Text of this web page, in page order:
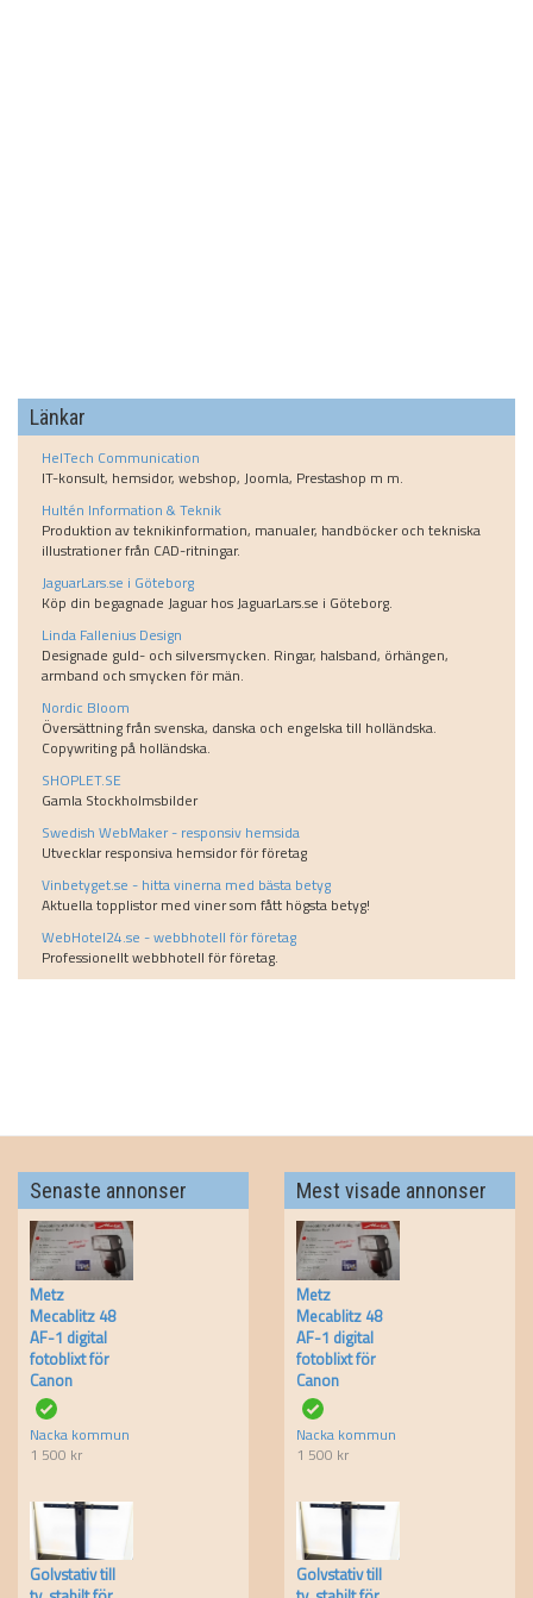
Länkar
HelTech Communication
IT-konsult, hemsidor, webshop, Joomla, Prestashop m m.
Hultén Information & Teknik
Produktion av teknikinformation, manualer, handböcker och tekniska
illustrationer från CAD-ritningar.
JaguarLars.se i Göteborg
Köp din begagnade Jaguar hos JaguarLars.se i Göteborg.
Linda Fallenius Design
Designade guld- och silversmycken. Ringar, halsband, örhängen,
armband och smycken för män.
Nordic Bloom
Översättning från svenska, danska och engelska till holländska.
Copywriting på holländska.
SHOPLET.SE
Gamla Stockholmsbilder
Swedish WebMaker - responsiv hemsida
Utvecklar responsiva hemsidor för företag
Vinbetyget.se - hitta vinerna med bästa betyg
Aktuella topplistor med viner som fått högsta betyg!
WebHotel24.se - webbhotell för företag
Professionellt webbhotell för företag.
Senaste annonser
Metz
Mecablitz 48
AF-1 digital
fotoblixt för
Canon
Nacka kommun
1 500 kr
Golvstativ till
Mest visade annonser
Metz
Mecablitz 48
AF-1 digital
fotoblixt för
Canon
Nacka kommun
1 500 kr
Golvstativ till